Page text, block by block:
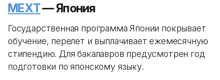
MEXT— Япония
Государственная программа Японии покрывает
обучение, перелет и выплачивает ежемесячную
стипендию. Для бакалавров предусмотрен год
подготовки по японскому языку.